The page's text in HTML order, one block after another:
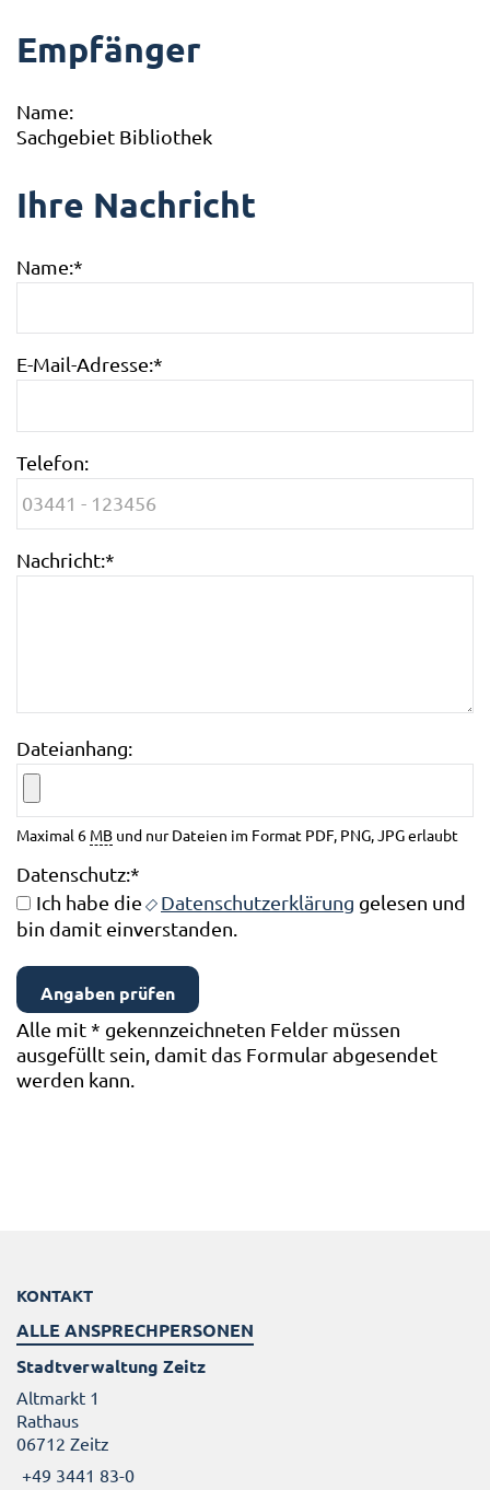
Empfänger
Name:
Sachgebiet Bibliothek
Ihre Nachricht
Name:*
E-Mail-Adresse:*
Telefon:
Nachricht:*
Dateianhang:
Maximal 6 MB und nur Dateien im Format PDF, PNG, JPG erlaubt
Datenschutz:*
Ich habe die
Datenschutzerklärung gelesen und
bin damit einverstanden.
Alle mit* gekennzeichneten Felder müssen
ausgefüllt sein, damit das Formular abgesendet
werden kann.
KONTAKT
ALLE ANSPRECHPERSONEN
Stadtverwaltung Zeitz
Altmarkt 1
Rathaus
06712 Zeitz
+49 3441 83-0